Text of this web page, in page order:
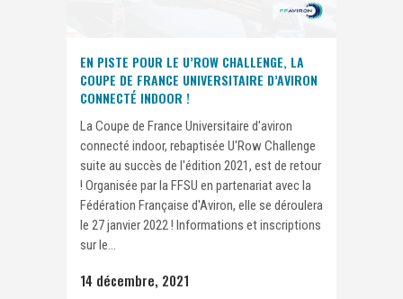
EN PISTE POUR LE U’ROW CHALLENGE, LA
COUPE DE FRANCE UNIVERSITAIRE D’AVIRON
CONNECTÉ INDOOR !
La Coupe de France Universitaire d'aviron
connecté indoor, rebaptisée U'Row Challenge
suite au succès de l'édition 2021, est de retour
! Organisée par la FFSU en partenariat avec la
Fédération Française d'Aviron, elle se déroulera
le 27 janvier 2022 ! Informations et inscriptions
sur le...
14 décembre, 2021